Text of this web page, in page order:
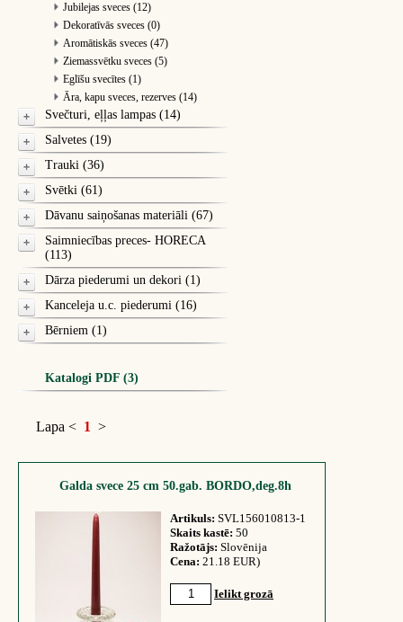
Jubilejas sveces (12)
Dekoratīvās sveces (0)
Aromātiskās sveces (47)
Ziemassvētku sveces (5)
Eglīšu svecītes (1)
Āra, kapu sveces, rezerves (14)
Svečturi, eļļas lampas (14)
Salvetes (19)
Trauki (36)
Svētki (61)
Dāvanu saiņošanas materiāli (67)
Saimniecības preces- HORECA
(113)
Dārza piederumi un dekori (1)
Kanceleja u.c. piederumi (16)
Bērniem (1)
Katalogi PDF (3)
Lapa < 1 >
Galda svece 25 cm 50.gab. BORDO,deg.8h
Artikuls: SVL156010813-1
Skaits kastē: 50
Ražotājs: Slovēnija
Cena: 21.18 EUR)
Ielikt grozā